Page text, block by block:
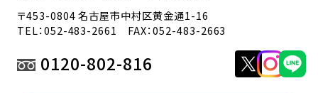
〒453-0804 名古屋市中村区黄金通1-16
TEL：052-483-2661 FAX：052-483-2663
0120-802-816